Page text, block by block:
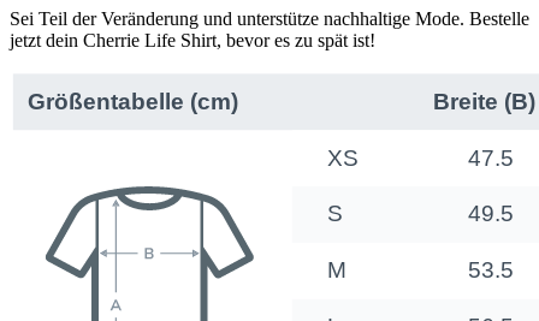
Sei Teil der Veränderung und unterstütze nachhaltige Mode. Bestelle
jetzt dein Cherrie Life Shirt, bevor es zu spät ist!